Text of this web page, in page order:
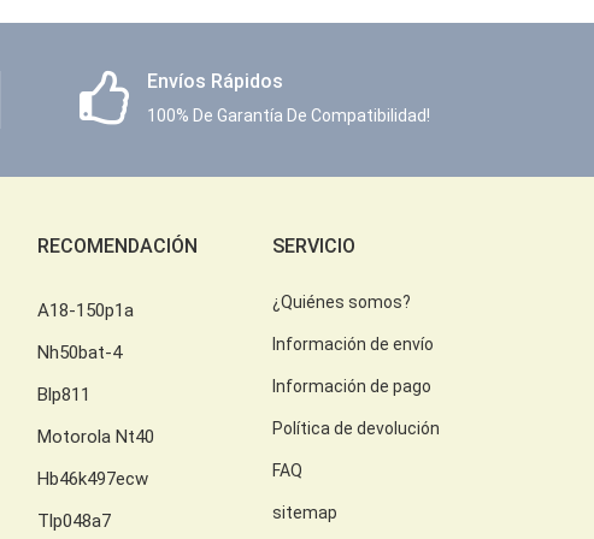
Envíos Rápidos
100% De Garantía De Compatibilidad!
RECOMENDACIÓN
A18-150p1a
Nh50bat-4
Blp811
Motorola Nt40
Hb46k497ecw
Tlp048a7
SERVICIO
¿Quiénes somos?
Información de envío
Información de pago
Política de devolución
FAQ
sitemap